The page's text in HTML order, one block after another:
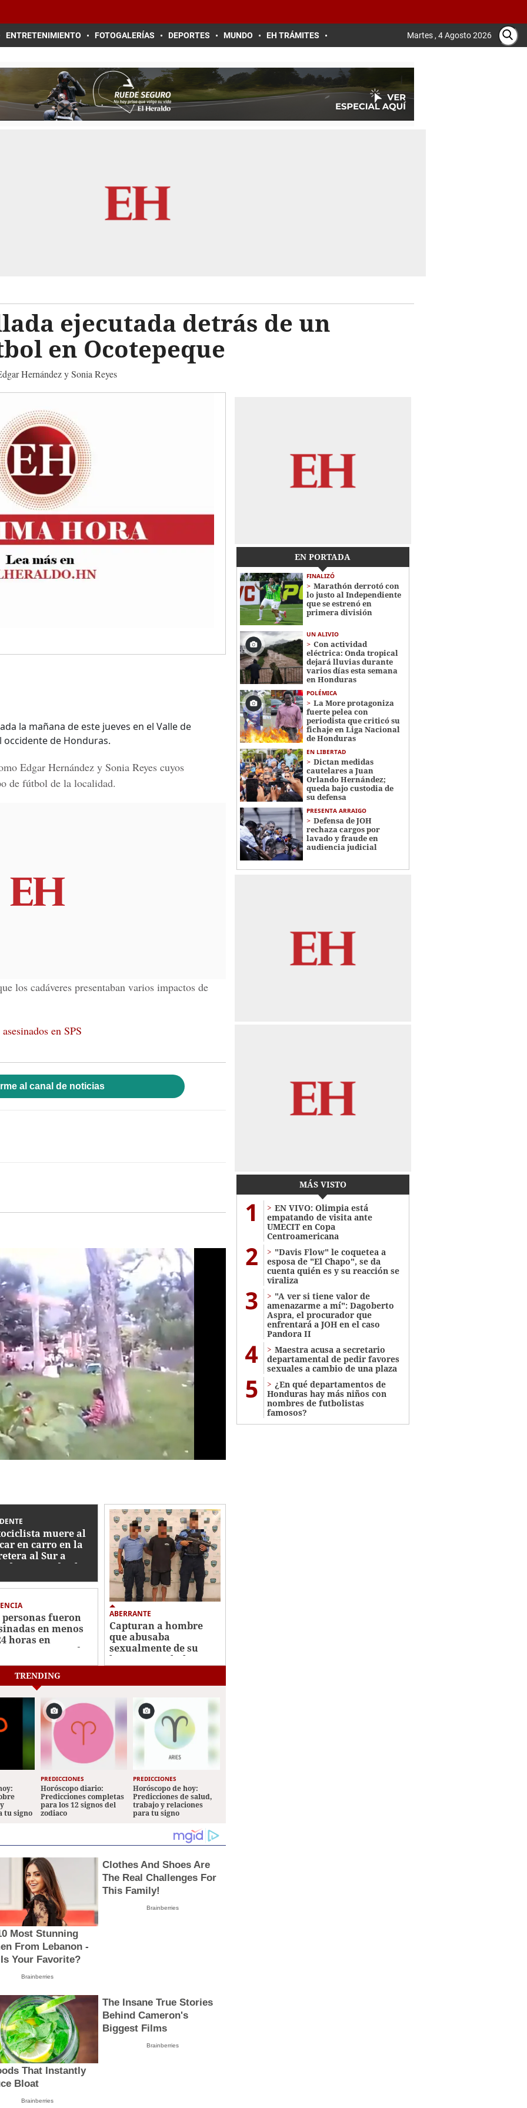
ENTRETENIMIENTO FOTOGALERÍAS DEPORTES MUNDO EH TRÁMITES Martes , 4 Agosto 2026
ejecutada detrás de un
en Ocotepeque
Hernández y Sonia Reyes
la mañana de este jueves en el Valle de
occidente de Honduras.
Edgar Hernández y Sonia Reyes cuyos
de fútbol de la localidad.
los cadáveres presentaban varios impactos de
en SPS
al canal de noticias
muere al
en carro en la
al Sur a
de El
personas fueron
en menos
horas en
sectores de
ABERRANTE
Capturan a hombre
que abusaba
sexualmente de su
hijastra en Choloma
EN PORTADA
FINALIZÓ
Marathón derrotó con
lo justo al Independiente
que se estrenó en
primera división
UN ALIVIO
Con actividad
eléctrica: Onda tropical
dejará lluvias durante
varios días esta semana
en Honduras
POLÉMICA
La More protagoniza
fuerte pelea con
periodista que criticó su
fichaje en Liga Nacional
de Honduras
EN LIBERTAD
Dictan medidas
cautelares a Juan
Orlando Hernández;
queda bajo custodia de
su defensa
PRESENTA ARRAIGO
Defensa de JOH
rechaza cargos por
lavado y fraude en
audiencia judicial
MÁS VISTO
1
EN VIVO: Olimpia está
empatando de visita ante
UMECIT en Copa
Centroamericana
2
"Davis Flow" le coquetea a
esposa de "El Chapo", se da
cuenta quién es y su reacción se
viraliza
3
"A ver si tiene valor de
amenazarme a mí": Dagoberto
Aspra, el procurador que
enfrentará a JOH en el caso
Pandora II
4
Maestra acusa a secretario
departamental de pedir favores
sexuales a cambio de una plaza
5
¿En qué departamentos de
Honduras hay más niños con
nombres de futbolistas
famosos?
TRENDING
tu signo
PREDICCIONES
Horóscopo diario:
Predicciones completas
para los 12 signos del
zodiaco
PREDICCIONES
Horóscopo de hoy:
Predicciones de salud,
trabajo y relaciones
para tu signo
Most Stunning
From Lebanon -
Your Favorite?
Brainberries
Clothes And Shoes Are
The Real Challenges For
This Family!
Brainberries
That Instantly
Bloat
Brainberries
The Insane True Stories
Behind Cameron's
Biggest Films
Brainberries